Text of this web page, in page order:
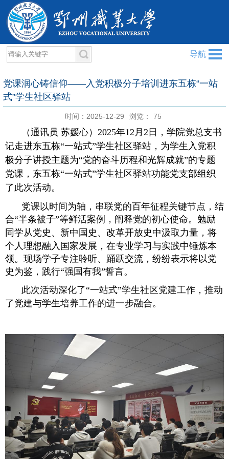
导航
党课润心铸信仰——入党积极分子培训进东五栋“一站
式”学生社区驿站
时间：2025-12-29 浏览： 75
（通讯员 苏媛心） 2025年12月2日， 学院党总支书
记走进东五栋“一站式”学生社区驿站， 为学生入党积
极分子讲授主题为“党的奋斗历程和光辉成就”的专题
党课 ，东五栋“一站式”学生社区驿站功能党支部组织
了此次活动。
党课以时间为轴，串联党的百年征程关键节点，结
合“半条被子”等鲜活案例，阐释党的初心使命。勉励
同学从党史 、新中国史、改革开放史 中汲取力量，将
个人理想融入国家发展，在专业学习与实践中锤炼本
领。现场学子专注聆听、踊跃交流，纷纷表示将以党
史为鉴，践行“强国有我”誓言。
此次活动深化了“一站式”学生社区党建工作，推动
了党建与学生培养工作的进一步融合。